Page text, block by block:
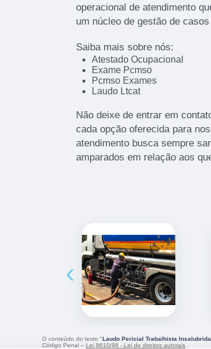
operacional de atendimento
um núcleo de gestão de
Saiba mais sobre nós:
Atestado Ocupacional
Exame Pcmso
Pcmso Exames
Laudo Ltcat
Não deixe de entrar em
cada opção oferecida para
atendimento busca sempre
amparados em relação aos
‹
O conteúdo do texto "Laudo Pericial Trabalhista
Código Penal – Lei 9610/98 - Lei de direitos autorais